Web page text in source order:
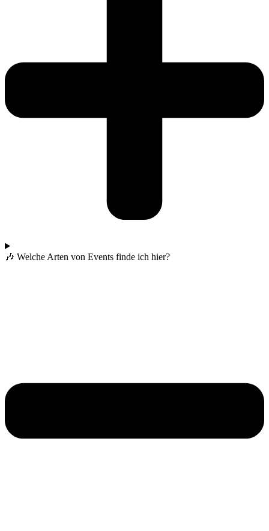
🎶 Welche Arten von Events finde ich hier?